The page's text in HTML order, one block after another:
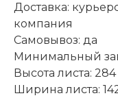
Доставка:
компания
Самовывоз: да
Минимальный
Высота листа:
Ширина листа: